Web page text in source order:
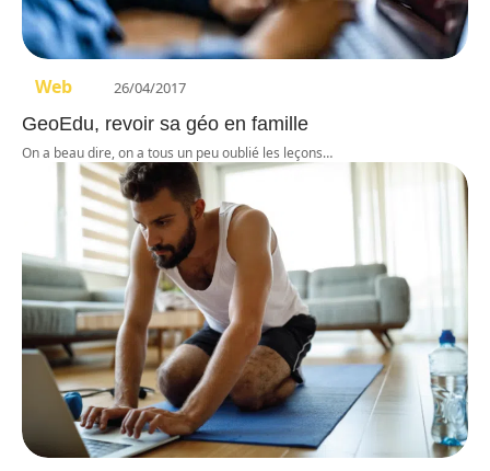
Web 26/04/2017
GeoEdu, revoir sa géo en famille
On a beau dire, on a tous un peu oublié les leçons…